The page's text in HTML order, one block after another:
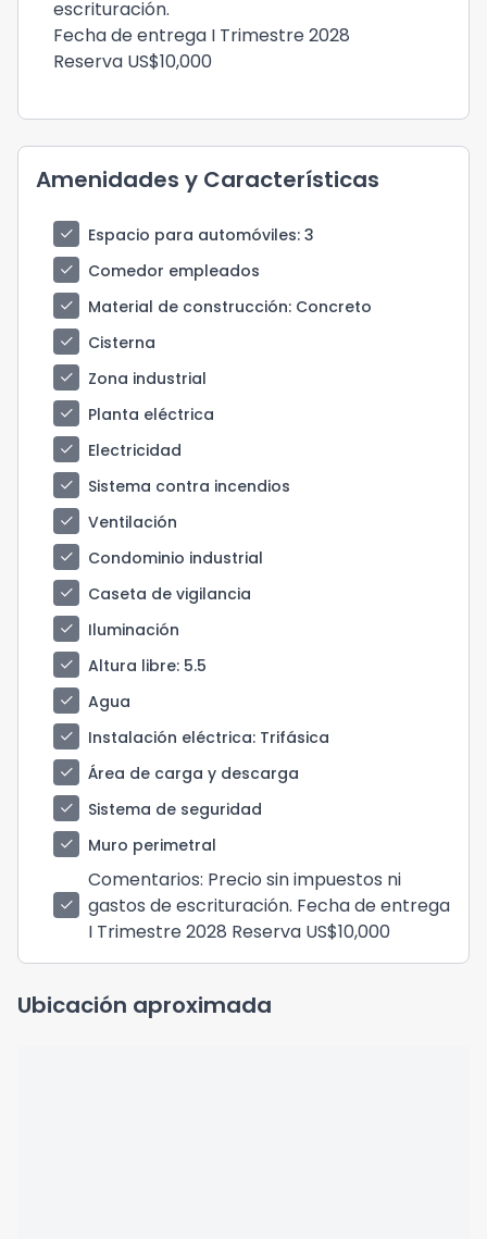
escrituración.
Fecha de entrega I Trimestre 2028
Reserva US$10,000
Amenidades y Características
check Espacio para automóviles: 3
check
Comedor empleados
check
Material de construcción: Concreto
check
Cisterna
check
Zona industrial
check
Planta eléctrica
check
Electricidad
check
Sistema contra incendios
check
Ventilación
check
Condominio industrial
check
Caseta de vigilancia
check
Iluminación
check
Altura libre: 5.5
check
Agua
check
Instalación eléctrica: Trifásica
check
Área de carga y descarga
check
Sistema de seguridad
check
Muro perimetral
check
Comentarios: Precio sin impuestos ni
gastos de escrituración. Fecha de entrega
I Trimestre 2028 Reserva US$10,000
Ubicación aproximada